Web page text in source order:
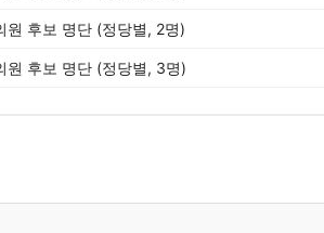
후보 명단 (정당별, 2명)
후보 명단 (정당별, 3명)